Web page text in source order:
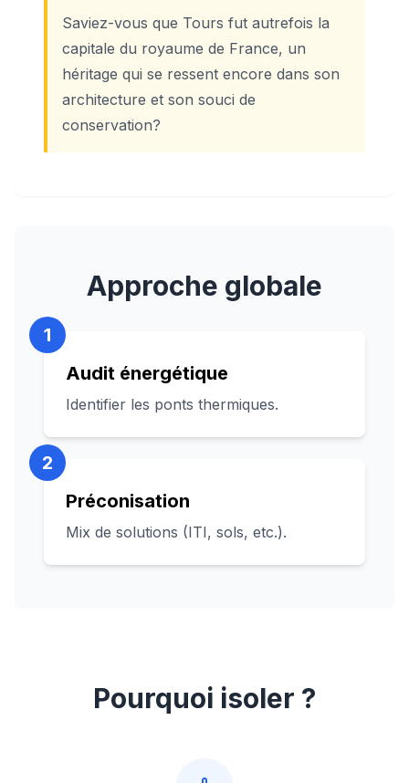
Saviez-vous que Tours fut autrefois la
capitale du royaume de France, un
héritage qui se ressent encore dans son
architecture et son souci de
conservation?
Approche globale
1
Audit énergétique
Identifier les ponts thermiques.
2
Préconisation
Mix de solutions (ITI, sols, etc.).
Pourquoi isoler ?